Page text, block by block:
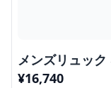
メンズリュッ
¥16,740